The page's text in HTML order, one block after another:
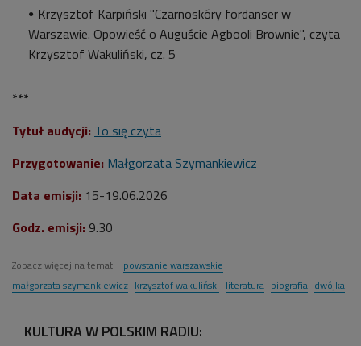
Krzysztof Karpiński "Czarnoskóry fordanser w
Warszawie. Opowieść o Auguście Agbooli Brownie", czyta
Krzysztof Wakuliński, cz. 5
***
Tytuł audycji: To się czyta
Przygotowanie: Małgorzata Szymankiewicz
Data emisji: 15-19.06.2026
Godz. emisji: 9.30
Zobacz więcej na temat:
powstanie warszawskie
małgorzata szymankiewicz krzysztof wakuliński literatura biografia dwójka
KULTURA W POLSKIM RADIU: